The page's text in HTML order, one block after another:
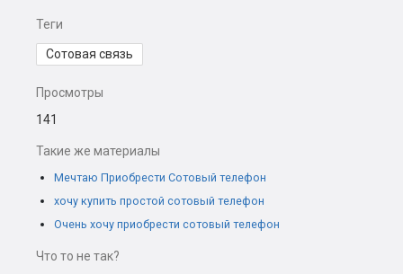
Теги
Сотовая связь
Просмотры
141
Такие же материалы
Мечтаю Приобрести Сотовый телефон
хочу купить простой сотовый телефон
Очень хочу приобрести сотовый телефон
Что то не так?